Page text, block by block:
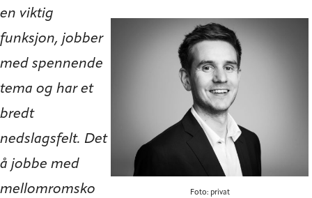
Foto: privat
en viktig
funksjon, jobber
med spennende
tema og har et
bredt
nedslagsfelt. Det
å jobbe med
mellomromsko